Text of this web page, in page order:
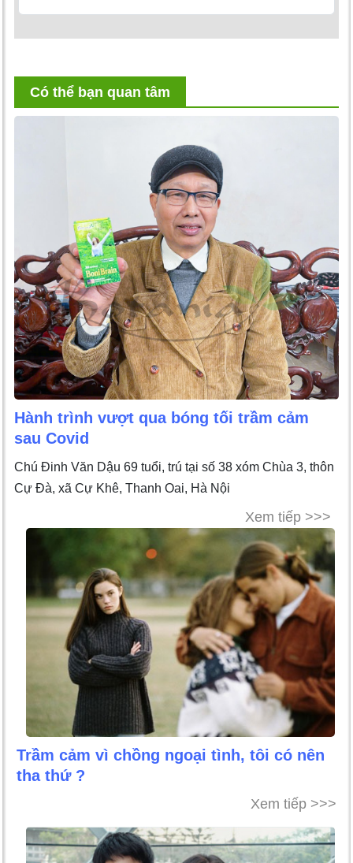
Có thể bạn quan tâm
Hành trình vượt qua bóng tối trầm cảm
sau Covid
Chú Đinh Văn Dậu 69 tuổi, trú tại số 38 xóm Chùa 3, thôn
Cự Đà, xã Cự Khê, Thanh Oai, Hà Nội
Xem tiếp >>>
Trầm cảm vì chồng ngoại tình, tôi có nên
tha thứ ?
Xem tiếp >>>